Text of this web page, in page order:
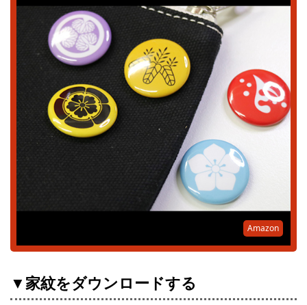
Amazon
▼家紋をダウンロードする